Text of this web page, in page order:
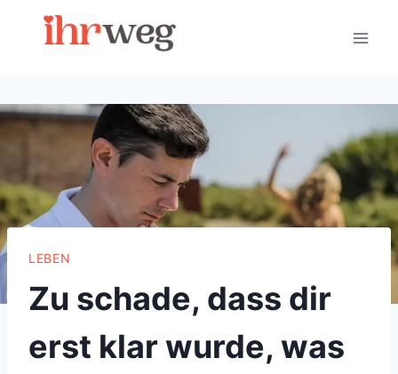
LEBEN
Zu schade, dass dir
erst klar wurde, was